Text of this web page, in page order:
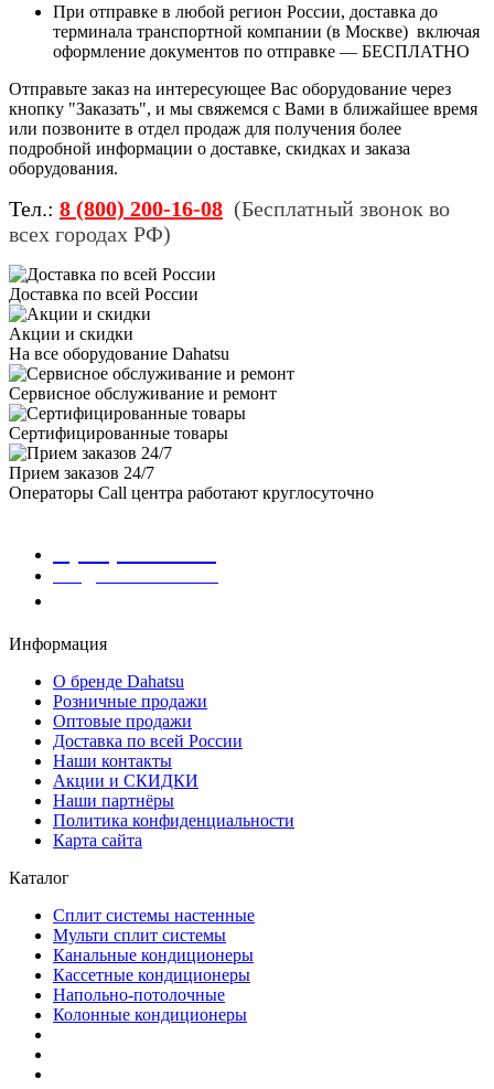
При отправке в любой регион России, доставка до
терминала транспортной компании (в Москве) включая
оформление документов по отправке — БЕСПЛАТНО
Отправьте заказ на интересующее Вас оборудование через
кнопку "Заказать", и мы свяжемся с Вами в ближайшее время
или позвоните в отдел продаж для получения более
подробной информации о доставке, скидках и заказа
оборудования.
Тел.: 8 (800) 200-16-08 (Бесплатный звонок во
всех городах РФ)
Доставка по всей России
Акции и скидки
На все оборудование Dahatsu
Сервисное обслуживание и ремонт
Сертифицированные товары
Прием заказов 24/7
Операторы Call центра работают круглосуточно
Информация
О бренде Dahatsu
Розничные продажи
Оптовые продажи
Доставка по всей России
Наши контакты
Акции и СКИДКИ
Наши партнёры
Политика конфиденциальности
Карта сайта
Каталог
Сплит системы настенные
Мульти сплит системы
Канальные кондиционеры
Кассетные кондиционеры
Напольно-потолочные
Колонные кондиционеры